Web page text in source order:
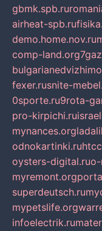
gbmk.spb.ru
airheat-spb.ru
demo.home.nov.ru
comp-land.org
fexer.rusnite-
0sporte.ru9rota-
pro-kirpichi.ru
mynances.org
odnokartinki.ru
oysters-digital.ruo-
myremont.org
superdeutsch.ru
mypetslife.org
infoelectrik.ru